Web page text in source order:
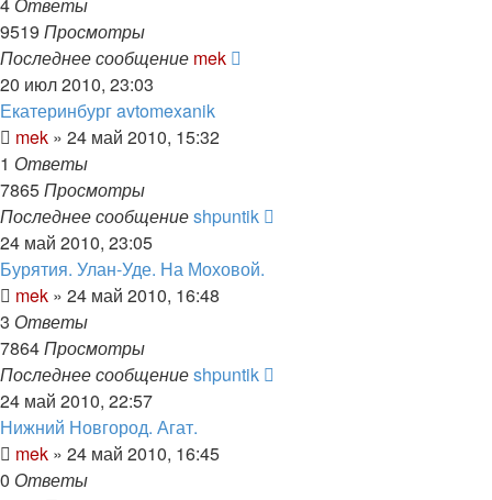
9519 Просмотры
Последнее сообщение mek
20 июл 2010, 23:03
Екатеринбург avtomexanik
mek » 24 май 2010, 15:32
1 Ответы
7865Просмотры
Последнее сообщениеshpuntik
24 май 2010, 23:05
Бурятия. Улан-Уде. На Моховой.
mek » 24 май 2010, 16:48
3 Ответы
7864Просмотры
Последнее сообщениеshpuntik
24 май 2010, 22:57
Нижний Новгород. Агат.
mek » 24 май 2010, 16:45
0 Ответы